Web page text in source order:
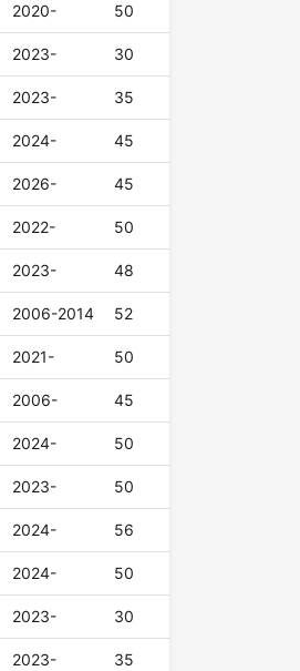
2020- 50
2023- 30
2023- 35
2024- 45
2026- 45
2022- 50
2023- 48
2006-2014 52
2021- 50
2006- 45
2024- 50
2023- 50
2024- 56
2024- 50
2023- 30
2023- 35